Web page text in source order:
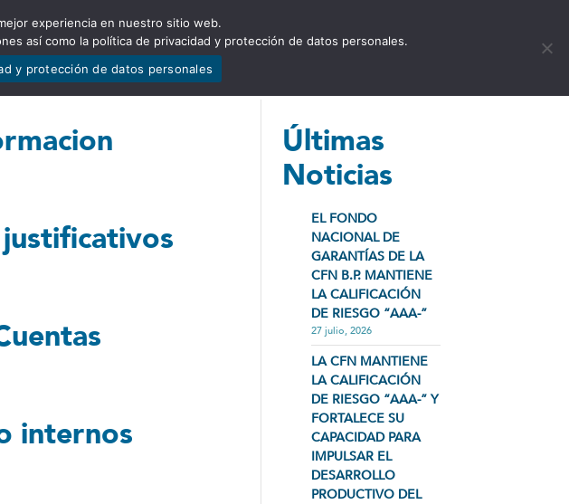
SOMOS TRANSPARENCIA NOTICIAS CONTÁCTENOS
internos
Últimas
Noticias
EL FONDO
NACIONAL DE
GARANTÍAS DE LA
CFN B.P. MANTIENE
LA CALIFICACIÓN
DE RIESGO “AAA-”
27 julio, 2026
LA CFN MANTIENE
LA CALIFICACIÓN
DE RIESGO “AAA-” Y
FORTALECE SU
CAPACIDAD PARA
IMPULSAR EL
DESARROLLO
PRODUCTIVO DEL
experiencia en nuestro sitio web.
así como la política de privacidad y protección de datos personales.
y protección de datos personales